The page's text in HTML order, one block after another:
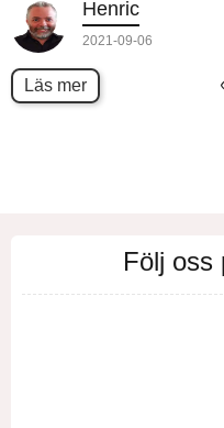
Henric
2021-09-06
Läs mer
Följ oss